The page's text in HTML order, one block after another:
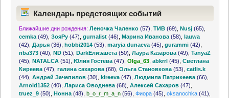
Календарь предстоящих событий
Ближайшие дни рождения: Леночка Чаленко (57) ,ТИВ (69) ,Nusj (65)
cemka (49) ,ЗояРу (47) ,gurnalist (46) ,Марина Иванова (58) ,lauwa
(42) ,Дарья (36) ,hobbi2014 (53) ,maryia dunaeva (45) ,gurammi (42)
nba373 (40) ,ND (51) ,DarkЕлизавета (50) ,Лаура Казарова (49) ,TanyaZ
(45) ,NATALCA (51) ,Юлия Гостева (47) ,Olga_63 ,abkrrl (45) ,Светлана
Киреева (47) ,галина сахарова (68) ,Ольга Становкова (53) ,catlis.k
(44) ,Андрей Зачепилов (30) ,kireeva (47) ,Людмила Патрикеева (66)
Arnold1352 (40) ,Лариса Оводнева (68) ,Алексей Сахаров (47)
truez_9 (50) ,Нонна (48) ,b_o_r_m_a_n (56) ,Фиора (45) ,oksanochka (41)